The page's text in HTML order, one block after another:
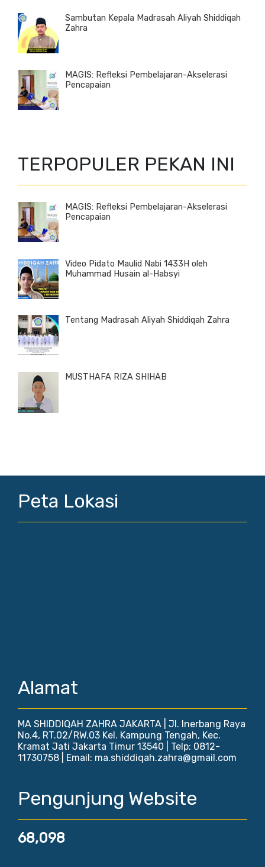
Sambutan Kepala Madrasah Aliyah Shiddiqah
Zahra
MAGIS: Refleksi Pembelajaran-Akselerasi
Pencapaian
TERPOPULER PEKAN INI
MAGIS: Refleksi Pembelajaran-Akselerasi
Pencapaian
Video Pidato Maulid Nabi 1433H oleh
Muhammad Husain al-Habsyi
Tentang Madrasah Aliyah Shiddiqah Zahra
MUSTHAFA RIZA SHIHAB
Peta Lokasi
Alamat
MA SHIDDIQAH ZAHRA JAKARTA | Jl. Inerbang Raya
No.4, RT.02/RW.03 Kel. Kampung Tengah, Kec.
Kramat Jati Jakarta Timur 13540 | Telp: 0812-
11730758 | Email: ma.shiddiqah.zahra@gmail.com
Pengunjung Website
68,098